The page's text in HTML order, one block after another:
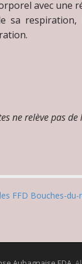
avec une
sa
ne relève pas
FFD Bouches-du-